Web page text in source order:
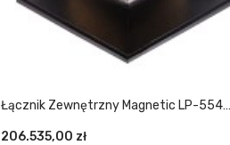
Łącznik Zewnętrzny Magnetic LP-554-
206.535,00 zł